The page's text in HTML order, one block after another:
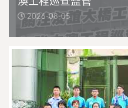
2026-08-05